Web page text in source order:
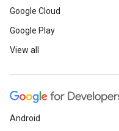
Google Cloud
Google Play
View all
Android